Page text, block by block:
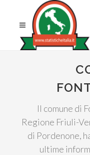
Il comune di
Regione Friuli-
di Pordenone,
ultime